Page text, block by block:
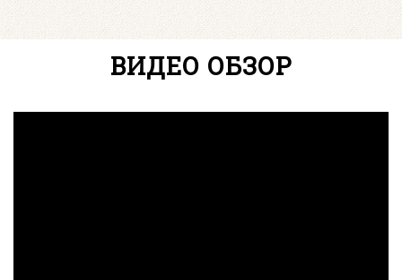
ВИДЕО ОБЗОР